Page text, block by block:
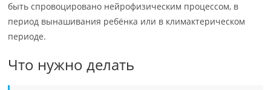
быть спровоцировано нейрофизическим процессом, в
период вынашивания ребёнка или в климактерическом
периоде.
Что нужно делать